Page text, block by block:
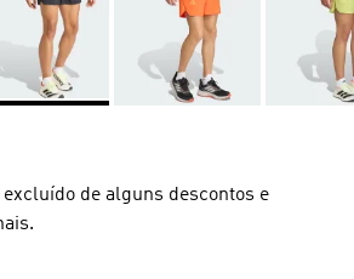
de alguns descontos e